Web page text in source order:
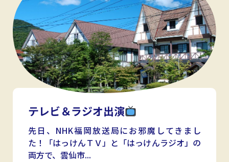
テレビ＆ラジオ出演
先日、NHK福岡放送局にお邪魔してきまし
た！「はっけんＴＶ」と「はっけんラジオ」の
両方で、雲仙市...